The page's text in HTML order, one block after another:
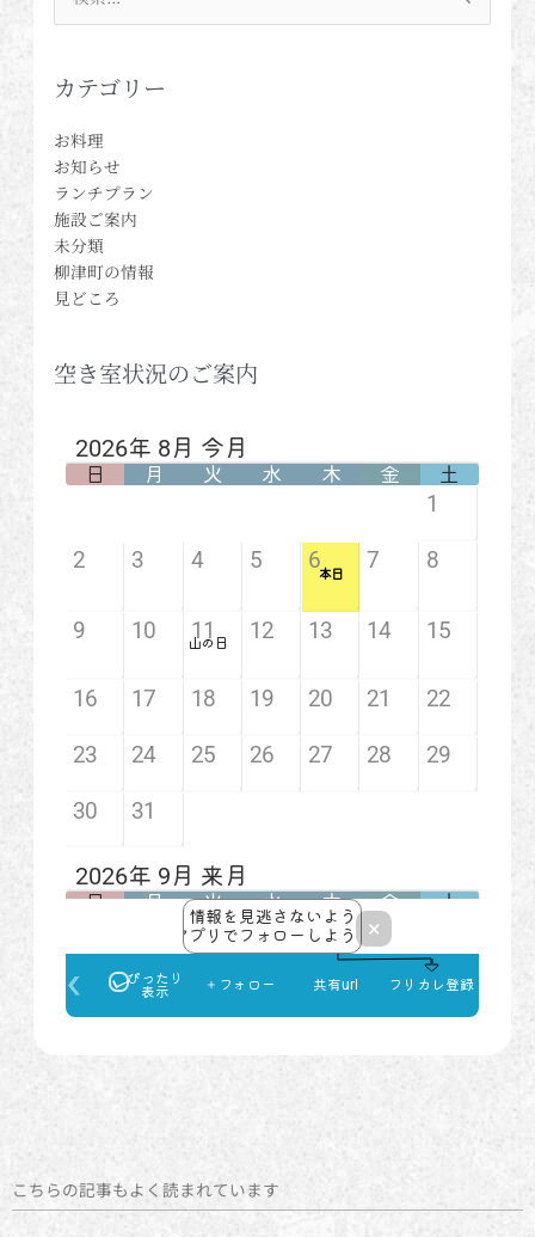
索
象:
カテゴリー
お料理
お知らせ
ランチプラン
施設ご案内
未分類
柳津町の情報
見どころ
空き室状況のご案内
こちらの記事もよく読まれています